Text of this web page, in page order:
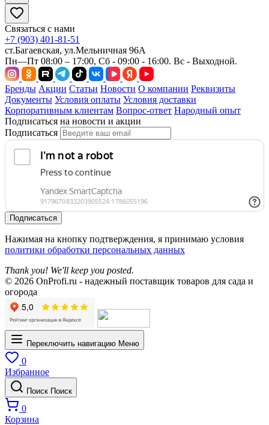
Связаться с нами
+7 (903) 401-81-51
ст.Багаевская, ул.Мельничная 96А
Пн—Пт 08:00 – 17:00, Сб - 09:00 - 16:00. Вс - Выходной.
Бренды Акции Статьи Новости О компании Реквизиты
Документы Условия оплаты Условия доставки
Корпоративным клиентам Вопрос-ответ Народный опыт
Подписаться на новости и акции
Подписаться
Подписаться
Нажимая на кнопку подтверждения, я принимаю условия
политики обработки персональных данных
Thank you! We'll keep you posted.
© 2026 OnProfi.ru - надежный поставщик товаров для сада и
огорода
Переключить навигацию Меню
0
Избранное
Поиск Поиск
0
Корзина